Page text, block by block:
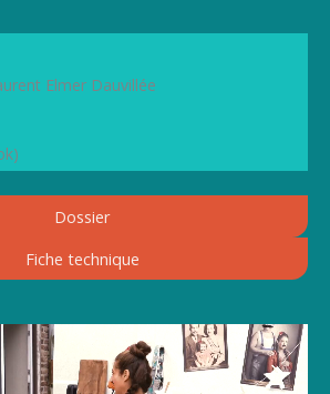
Elmer Dauvillée
Dossier
Fiche technique